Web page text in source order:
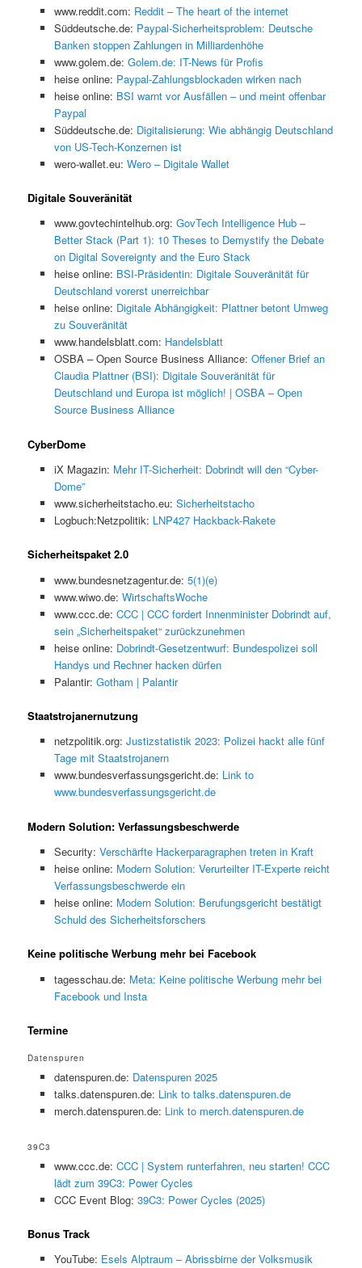
www.reddit.com: Reddit – The heart of the internet
Süddeutsche.de: Paypal-Sicherheitsproblem: Deutsche
Banken stoppen Zahlungen in Milliardenhöhe
www.golem.de: Golem.de: IT-News für Profis
heise online: Paypal-Zahlungsblockaden wirken nach
heise online: BSI warnt vor Ausfällen – und meint offenbar
Paypal
Süddeutsche.de: Digitalisierung: Wie abhängig Deutschland
von US-Tech-Konzernen ist
wero-wallet.eu: Wero – Digitale Wallet
Digitale Souveränität
www.govtechintelhub.org: GovTech Intelligence Hub –
Better Stack (Part 1): 10 Theses to Demystify the Debate
on Digital Sovereignty and the Euro Stack
heise online: BSI-Präsidentin: Digitale Souveränität für
Deutschland vorerst unerreichbar
heise online: Digitale Abhängigkeit: Plattner betont Umweg
zu Souveränität
www.handelsblatt.com: Handelsblatt
OSBA – Open Source Business Alliance: Offener Brief an
Claudia Plattner (BSI): Digitale Souveränität für
Deutschland und Europa ist möglich! | OSBA – Open
Source Business Alliance
CyberDome
iX Magazin: Mehr IT-Sicherheit: Dobrindt will den “Cyber-
Dome”
www.sicherheitstacho.eu: Sicherheitstacho
Logbuch:Netzpolitik: LNP427 Hackback-Rakete
Sicherheitspaket 2.0
www.bundesnetzagentur.de: 5(1)(e)
www.wiwo.de: WirtschaftsWoche
www.ccc.de: CCC | CCC fordert Innenminister Dobrindt auf,
sein „Sicherheitspaket“ zurückzunehmen
heise online: Dobrindt-Gesetzentwurf: Bundespolizei soll
Handys und Rechner hacken dürfen
Palantir: Gotham | Palantir
Staatstrojanernutzung
netzpolitik.org: Justizstatistik 2023: Polizei hackt alle fünf
Tage mit Staatstrojanern
www.bundesverfassungsgericht.de: Link to
www.bundesverfassungsgericht.de
Modern Solution: Verfassungsbeschwerde
Security: Verschärfte Hackerparagraphen treten in Kraft
heise online: Modern Solution: Verurteilter IT-Experte reicht
Verfassungsbeschwerde ein
heise online: Modern Solution: Berufungsgericht bestätigt
Schuld des Sicherheitsforschers
Keine politische Werbung mehr bei Facebook
tagesschau.de: Meta: Keine politische Werbung mehr bei
Facebook und Insta
Termine
Datenspuren
datenspuren.de: Datenspuren 2025
talks.datenspuren.de: Link to talks.datenspuren.de
merch.datenspuren.de: Link to merch.datenspuren.de
39C3
www.ccc.de: CCC | System runterfahren, neu starten! CCC
lädt zum 39C3: Power Cycles
CCC Event Blog: 39C3: Power Cycles (2025)
Bonus Track
YouTube: Esels Alptraum – Abrissbirne der Volksmusik